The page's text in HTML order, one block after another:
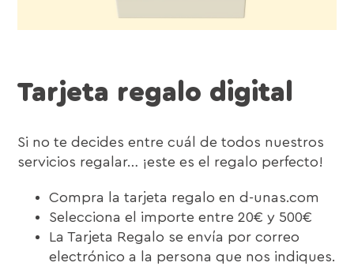
Tarjeta regalo digital
Si no te decides entre cuál de todos nuestros
servicios regalar… ¡este es el regalo perfecto!
Compra la tarjeta regalo en d-unas.com
Selecciona el importe entre 20€ y 500€
La Tarjeta Regalo se envía por correo
electrónico a la persona que nos indiques.